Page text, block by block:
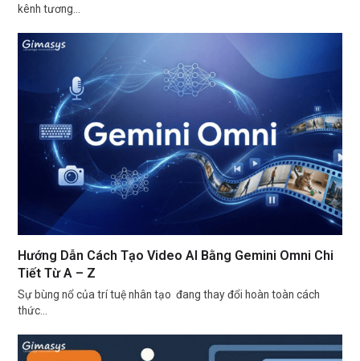
kênh tương…
Hướng Dẫn Cách Tạo Video AI Bằng Gemini Omni Chi
Tiết Từ A – Z
Sự bùng nổ của trí tuệ nhân tạo đang thay đổi hoàn toàn cách
thức…